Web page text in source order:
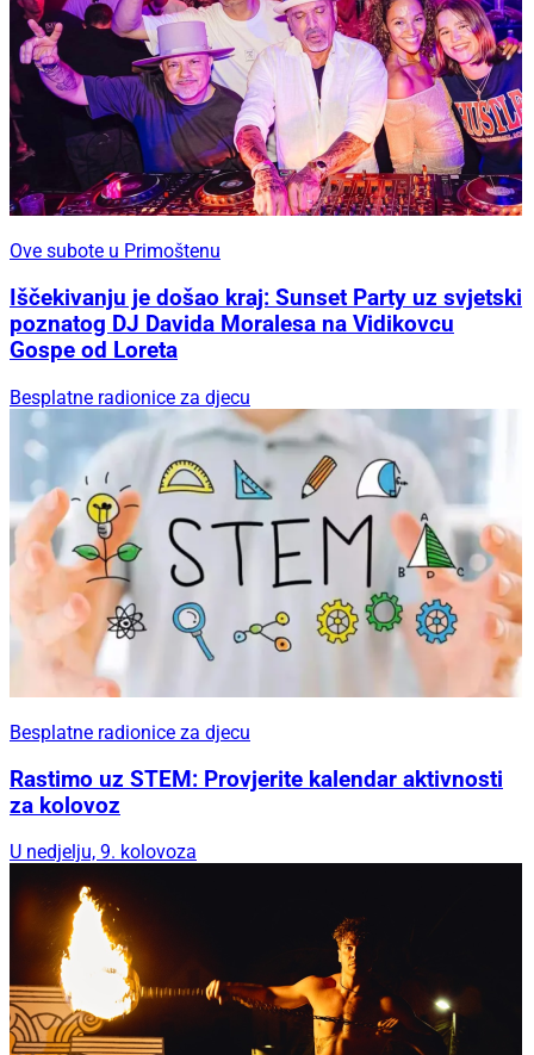
Ove subote u Primoštenu
Iščekivanju je došao kraj: Sunset Party uz svjetski
poznatog DJ Davida Moralesa na Vidikovcu
Gospe od Loreta
Besplatne radionice za djecu
Besplatne radionice za djecu
Rastimo uz STEM: Provjerite kalendar aktivnosti
za kolovoz
U nedjelju, 9. kolovoza